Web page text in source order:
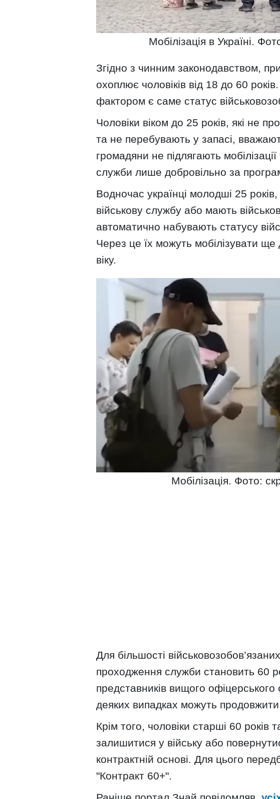
Мобілізація в Україні.
Згідно з чинним законодавством,
охоплює чоловіків від 18 до 60
фактором є саме статус
Чоловіки віком до 25 років, які не
та не перебувають у запасі,
громадяни не підлягають
служби лише добровільно за
Водночас українці молодші 25
військову службу або мають
автоматично набувають статусу
Через це їх можуть мобілізувати ще
віку.
Мобілізація. Фото:
Для більшості
проходження служби становить 60
представників вищого
деяких випадках можуть продовжити
Крім того, чоловіки старші 60 років
залишитися у війську або
контрактній основі. Для цього
"Контракт 60+".